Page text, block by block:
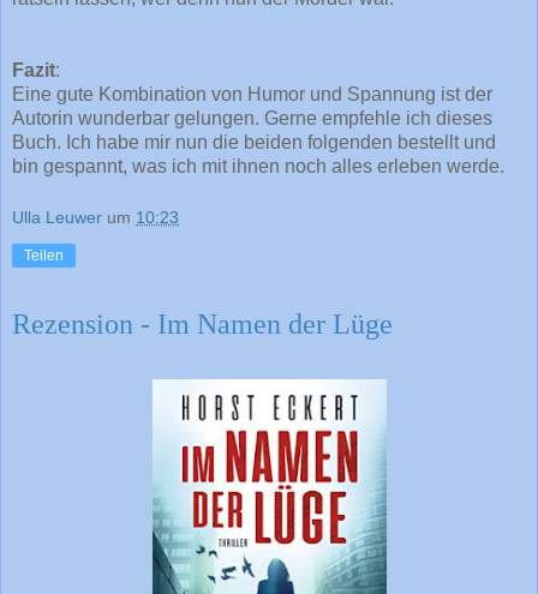
Fazit:
Eine gute Kombination von Humor und Spannung ist der
Autorin wunderbar gelungen. Gerne empfehle ich dieses
Buch. Ich habe mir nun die beiden folgenden bestellt und
bin gespannt, was ich mit ihnen noch alles erleben werde.
Ulla Leuwer um 10:23
Teilen
Rezension - Im Namen der Lüge